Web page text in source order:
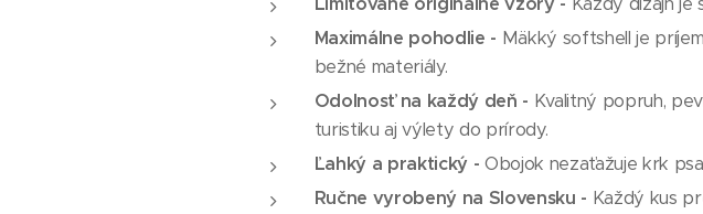
Maximálne pohodlie - Mäkký softshell je
bežné materiály.
Odolnosť na každý deň - Kvalitný popruh,
turistiku aj výlety do prírody.
Ľahký a praktický - Obojok nezaťažuje krk
Ručne vyrobený na Slovensku - Každý kus